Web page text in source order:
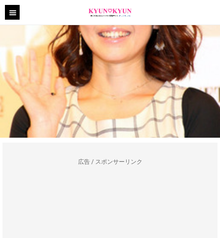
広告 / スポンサーリンク